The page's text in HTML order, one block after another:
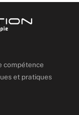
compétence
et pratiques